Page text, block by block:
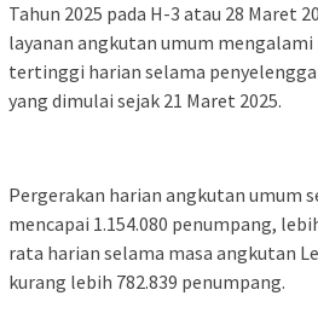
Tahun 2025 pada H-3 atau 28 Maret
layanan angkutan umum
tertinggi harian selama
yang dimulai sejak 21 Maret 2025.
Pergerakan harian angkutan umum
mencapai 1.154.080 penumpang,
rata harian selama masa angkutan
kurang lebih 782.839 penumpang.